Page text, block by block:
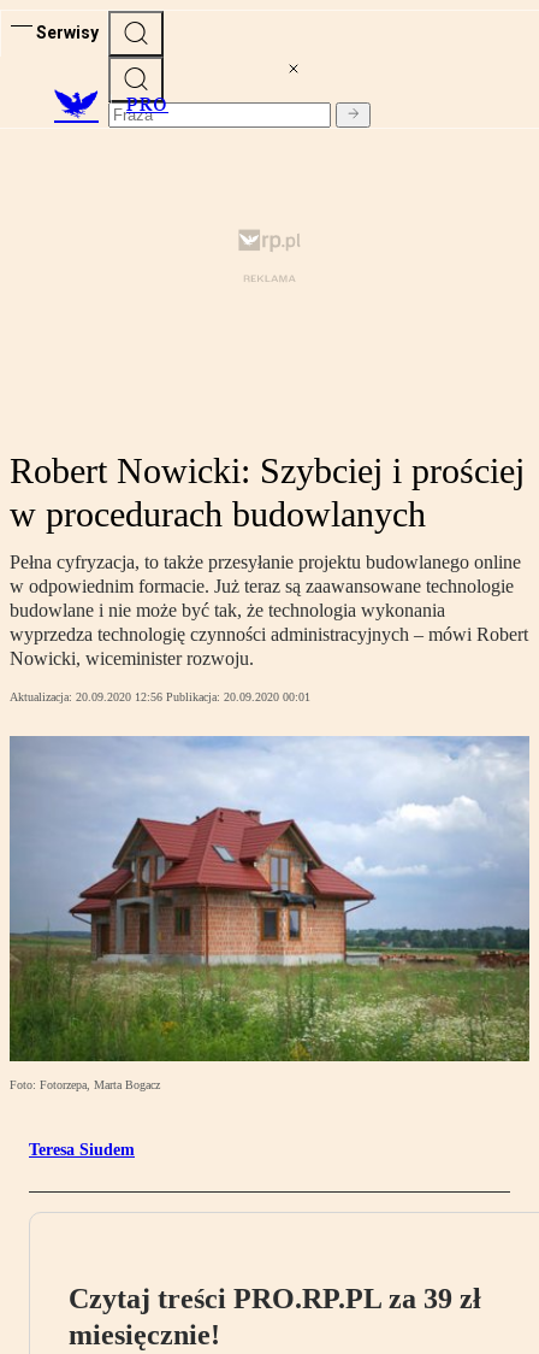
Serwisy
PRO
Robert Nowicki: Szybciej i prościej
w procedurach budowlanych
Pełna cyfryzacja, to także przesyłanie projektu budowlanego online
w odpowiednim formacie. Już teraz są zaawansowane technologie
budowlane i nie może być tak, że technologia wykonania
wyprzedza technologię czynności administracyjnych – mówi Robert
Nowicki, wiceminister rozwoju.
Aktualizacja: 20.09.2020 12:56 Publikacja: 20.09.2020 00:01
Foto: Fotorzepa, Marta Bogacz
Teresa Siudem
Czytaj treści PRO.RP.PL za 39 zł
miesięcznie!